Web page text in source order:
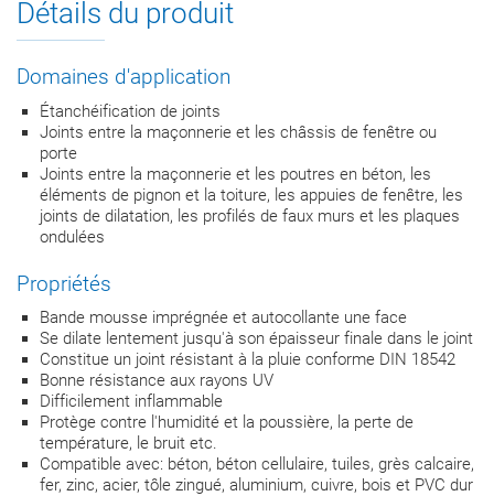
Détails du produit
Domaines d'application
Étanchéification de joints
Joints entre la maçonnerie et les châssis de fenêtre ou
porte
Joints entre la maçonnerie et les poutres en béton, les
éléments de pignon et la toiture, les appuies de fenêtre, les
joints de dilatation, les profilés de faux murs et les plaques
ondulées
Propriétés
Bande mousse imprégnée et autocollante une face
Se dilate lentement jusqu'à son épaisseur finale dans le joint
Constitue un joint résistant à la pluie conforme DIN 18542
Bonne résistance aux rayons UV
Difficilement inflammable
Protège contre l'humidité et la poussière, la perte de
température, le bruit etc.
Compatible avec: béton, béton cellulaire, tuiles, grès calcaire,
fer, zinc, acier, tôle zingué, aluminium, cuivre, bois et PVC dur